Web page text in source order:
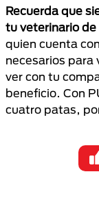
Recuerda que
tu veterinario de
quien cuenta
necesarios para
ver con tu
beneficio. Con
cuatro patas,